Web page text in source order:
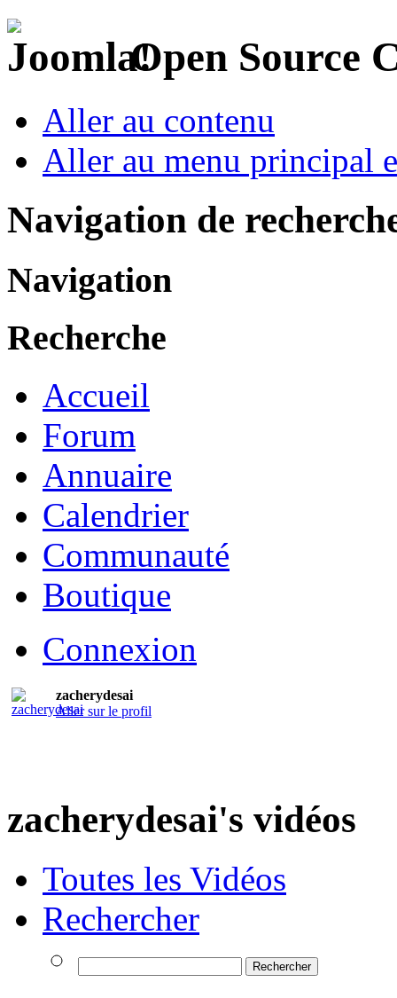
Open Source
Aller au contenu
Aller au menu principal
Navigation de
Navigation
Recherche
Accueil
Forum
Annuaire
Calendrier
Communauté
Boutique
Connexion
zacherydesai
Aller sur le profil
zacherydesai's vidéos
Toutes les Vidéos
Rechercher